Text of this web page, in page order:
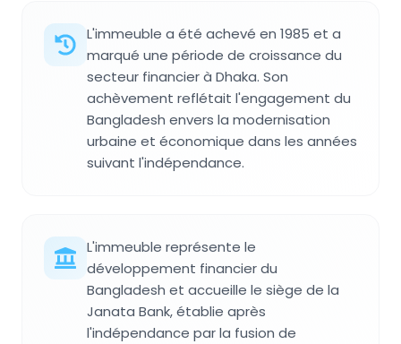
L'immeuble a été achevé en 1985 et a
marqué une période de croissance du
secteur financier à Dhaka. Son
achèvement reflétait l'engagement du
Bangladesh envers la modernisation
urbaine et économique dans les années
suivant l'indépendance.
L'immeuble représente le
développement financier du
Bangladesh et accueille le siège de la
Janata Bank, établie après
l'indépendance par la fusion de